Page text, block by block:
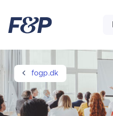
fogp.dk